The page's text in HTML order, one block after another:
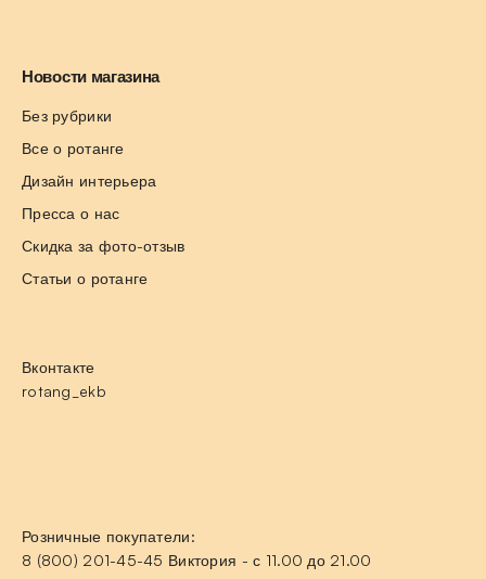
Новости магазина
Без рубрики
Все о ротанге
Дизайн интерьера
Пресса о нас
Скидка за фото-отзыв
Статьи о ротанге
Вконтакте
rotang_ekb
Розничные покупатели:
8 (800) 201-45-45 Виктория - с 11.00 до 21.00